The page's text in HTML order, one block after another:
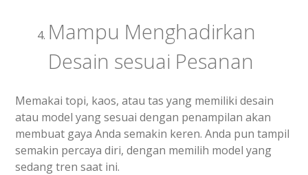
Mampu Menghadirkan
Desain sesuai Pesanan
Memakai topi, kaos, atau tas yang memiliki desain
atau model yang sesuai dengan penampilan akan
membuat gaya Anda semakin keren. Anda pun tampil
semakin percaya diri, dengan memilih model yang
sedang tren saat ini.